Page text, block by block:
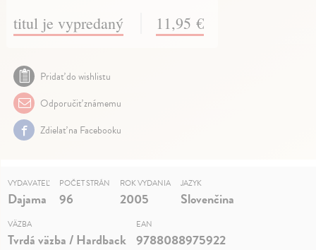
titul je vypredaný 11,95 €
Pridať do wishlistu
Odporučiť známemu
Zdielať na Facebooku
VYDAVATEĽ
Dajama
POČET STRÁN
96
ROK VYDANIA
2005
JAZYK
Slovenčina
VÄZBA
Tvrdá väzba / Hardback
EAN
9788088975922